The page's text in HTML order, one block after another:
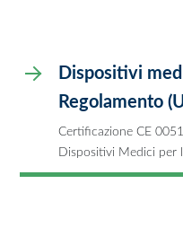
Dispositivi
Regolamento
Certificazione CE
Dispositivi Medici per